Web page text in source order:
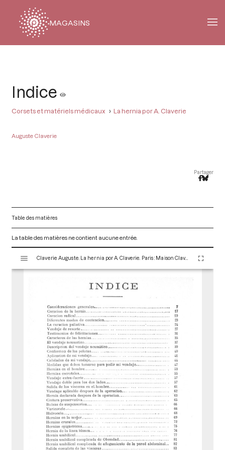
MAGASINS
Indice
Corsets et matériels médicaux La hernia por A. Claverie
Auguste Claverie
Partager
Table des matières
La table des matières ne contient aucune entrée.
s
Claverie Auguste. La hernia por A. Claverie. Paris : Maison Claverie, 1920. 104 p. (Corsets et matériels médicaux, 10)